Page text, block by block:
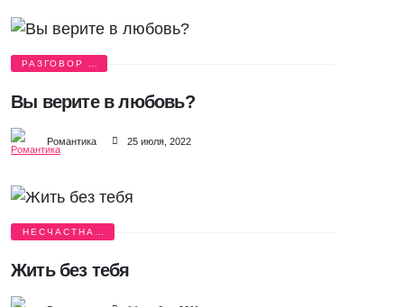
РАЗГОВОР О
Вы верите в любовь?
Романтика 25 июля, 2022
НЕСЧАСТНАЯ
Жить без тебя